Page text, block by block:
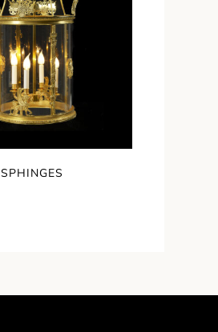
SPHINGES